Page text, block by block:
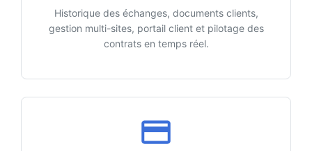
Historique des échanges, documents clients,
gestion multi-sites, portail client et pilotage des
contrats en temps réel.